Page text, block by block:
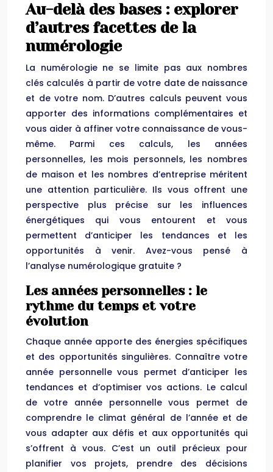
Au-delà des bases : explorer
d’autres facettes de la
numérologie
La numérologie ne se limite pas aux nombres
clés calculés à partir de votre date de naissance
et de votre nom. D’autres calculs peuvent vous
apporter des informations complémentaires et
vous aider à affiner votre connaissance de vous-
même. Parmi ces calculs, les années
personnelles, les mois personnels, les nombres
de maison et les nombres d’entreprise méritent
une attention particulière. Ils vous offrent une
perspective plus précise sur les influences
énergétiques qui vous entourent et vous
permettent d’anticiper les tendances et les
opportunités à venir. Avez-vous pensé à
l’analyse numérologique gratuite ?
Les années personnelles : le
rythme du temps et votre
évolution
Chaque année apporte des énergies spécifiques
et des opportunités singulières. Connaître votre
année personnelle vous permet d’anticiper les
tendances et d’optimiser vos actions. Le calcul
de votre année personnelle vous permet de
comprendre le climat général de l’année et de
vous adapter aux défis et aux opportunités qui
s’offrent à vous. C’est un outil précieux pour
planifier vos projets, prendre des décisions